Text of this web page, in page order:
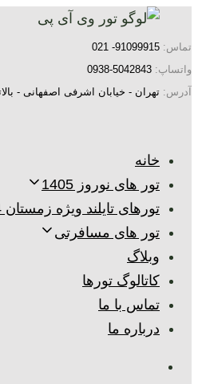
لینک
ها
به
ناوبری
اولیه
محتوا
تماس: 91099915- 021
واتساپ: 5042843-0938
آدرس: تهران - خیابان اشرفی اصفهانی -
خانه
تور های نوروز 1405
تورهای تایلند ویژه زمستان 1404
تور های مسافرتی
وبلاگ
کاتالوگ تورها
تماس با ما
درباره ما